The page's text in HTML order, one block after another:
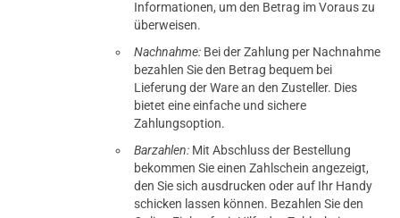
Informationen, um den Betrag im Voraus zu
überweisen.
Nachnahme: Bei der Zahlung per Nachnahme
bezahlen Sie den Betrag bequem bei
Lieferung der Ware an den Zusteller. Dies
bietet eine einfache und sichere
Zahlungsoption.
Barzahlen: Mit Abschluss der Bestellung
bekommen Sie einen Zahlschein angezeigt,
den Sie sich ausdrucken oder auf Ihr Handy
schicken lassen können. Bezahlen Sie den